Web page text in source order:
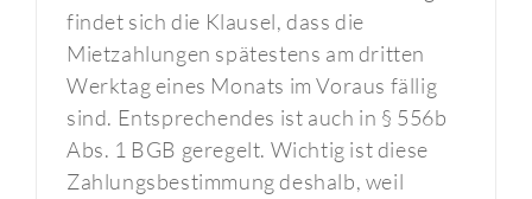
findet sich die Klausel, dass die
Mietzahlungen spätestens am dritten
Werktag eines Monats im Voraus fällig
sind. Entsprechendes ist auch in § 556b
Abs. 1 BGB geregelt. Wichtig ist diese
Zahlungsbestimmung deshalb, weil